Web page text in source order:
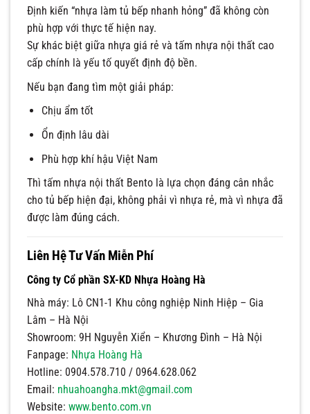
Định kiến “nhựa làm tủ bếp nhanh hỏng” đã không còn
phù hợp với thực tế hiện nay.
Sự khác biệt giữa nhựa giá rẻ và tấm nhựa nội thất cao
cấp chính là yếu tố quyết định độ bền.
Nếu bạn đang tìm một giải pháp:
Chịu ẩm tốt
Ổn định lâu dài
Phù hợp khí hậu Việt Nam
Thì tấm nhựa nội thất Bento là lựa chọn đáng cân nhắc
cho tủ bếp hiện đại, không phải vì nhựa rẻ, mà vì nhựa đã
được làm đúng cách.
Liên Hệ Tư Vấn Miễn Phí
Công ty Cổ phần SX-KD Nhựa Hoàng Hà
Nhà máy: Lô CN1-1 Khu công nghiệp Ninh Hiệp – Gia
Lâm – Hà Nội
Showroom: 9H Nguyễn Xiển – Khương Đình – Hà Nội
Fanpage: Nhựa Hoàng Hà
Hotline: 0904.578.710 / 0964.628.062
Email: nhuahoangha.mkt@gmail.com
Website: www.bento.com.vn